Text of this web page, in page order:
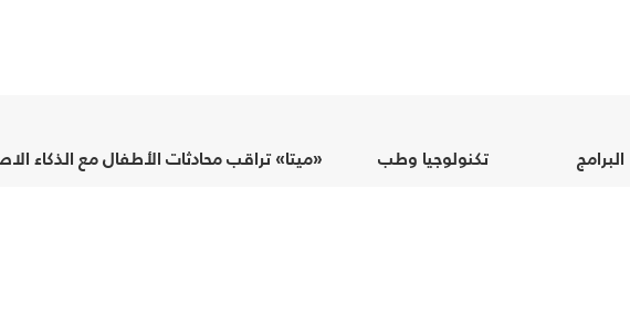
البرامج
تكنولوجيا وطب
«ميتا» تراقب محادثات الأطفال مع الذكاء